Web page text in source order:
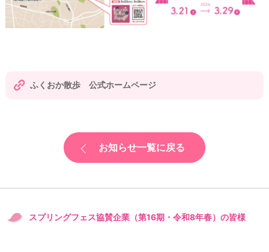
ふくおか散歩 公式ホームページ
お知らせ一覧に戻る
スプリングフェス協賛企業（第16期・令和8年春）の皆様